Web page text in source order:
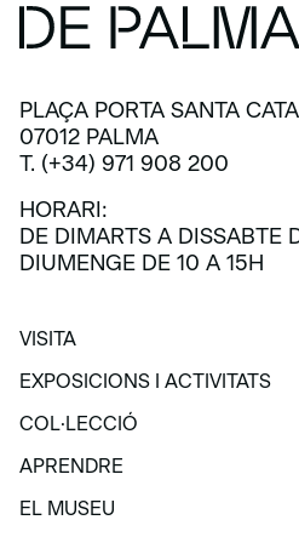
PLAÇA PORTA SANTA
07012 PALMA
T. (+34) 971 908 200
HORARI:
DE DIMARTS A DISSABTE
DIUMENGE DE 10 A 15H
VISITA
EXPOSICIONS I ACTIVITATS
EXPOSICIONS I ACTIVITATS
COL·LECCIÓ
APRENDRE
EL MUSEU